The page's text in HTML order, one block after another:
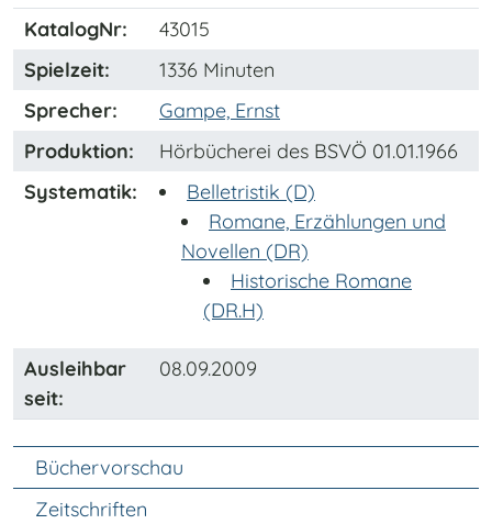
KatalogNr:
43015
Spielzeit:
1336 Minuten
Sprecher:
Gampe, Ernst
Produktion:
Hörbücherei des BSVÖ 01.01.1966
Systematik:
Belletristik (D)
Romane, Erzählungen und
Novellen (DR)
Historische Romane
(DR.H)
Ausleihbar
seit:
08.09.2009
Unter Navigation
Büchervorschau
Zeitschriften